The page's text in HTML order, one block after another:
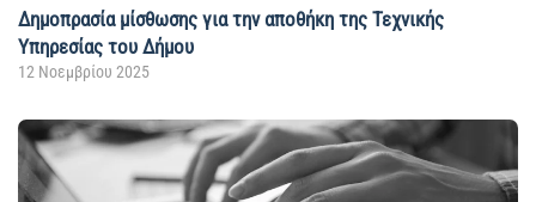
Δημοπρασία μίσθωσης για την αποθήκη της Τεχνικής
Υπηρεσίας του Δήμου
12 Νοεμβρίου 2025